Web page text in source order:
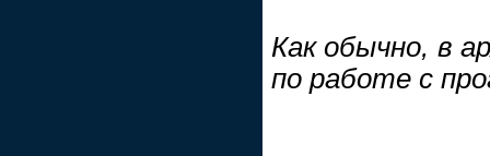
Как обычно, в
по работе с